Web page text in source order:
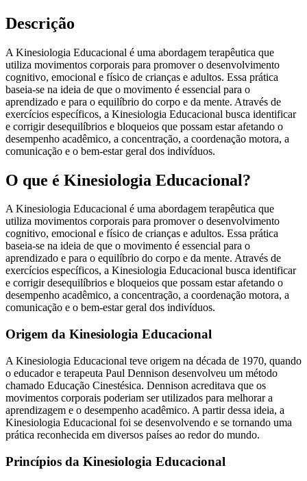
Descrição
A Kinesiologia Educacional é uma abordagem terapêutica que
utiliza movimentos corporais para promover o desenvolvimento
cognitivo, emocional e físico de crianças e adultos. Essa prática
baseia-se na ideia de que o movimento é essencial para o
aprendizado e para o equilíbrio do corpo e da mente. Através de
exercícios específicos, a Kinesiologia Educacional busca identificar
e corrigir desequilíbrios e bloqueios que possam estar afetando o
desempenho acadêmico, a concentração, a coordenação motora, a
comunicação e o bem-estar geral dos indivíduos.
O que é Kinesiologia Educacional?
A Kinesiologia Educacional é uma abordagem terapêutica que
utiliza movimentos corporais para promover o desenvolvimento
cognitivo, emocional e físico de crianças e adultos. Essa prática
baseia-se na ideia de que o movimento é essencial para o
aprendizado e para o equilíbrio do corpo e da mente. Através de
exercícios específicos, a Kinesiologia Educacional busca identificar
e corrigir desequilíbrios e bloqueios que possam estar afetando o
desempenho acadêmico, a concentração, a coordenação motora, a
comunicação e o bem-estar geral dos indivíduos.
Origem da Kinesiologia Educacional
A Kinesiologia Educacional teve origem na década de 1970, quando
o educador e terapeuta Paul Dennison desenvolveu um método
chamado Educação Cinestésica. Dennison acreditava que os
movimentos corporais poderiam ser utilizados para melhorar a
aprendizagem e o desempenho acadêmico. A partir dessa ideia, a
Kinesiologia Educacional foi se desenvolvendo e se tornando uma
prática reconhecida em diversos países ao redor do mundo.
Princípios da Kinesiologia Educacional